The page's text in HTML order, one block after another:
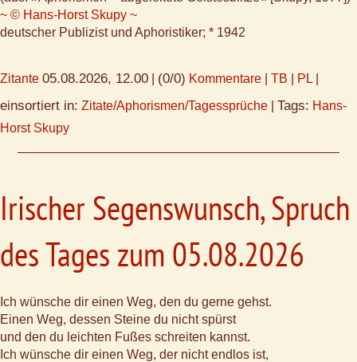
~ © Hans-Horst Skupy ~
deutscher Publizist und Aphoristiker; * 1942
Zitante 05.08.2026, 12.00 (0/0) Kommentare TB PL
einsortiert in: Zitate/Aphorismen/Tagessprüche Tags: Hans-
Horst Skupy
Irischer Segenswunsch, Spruch
des Tages zum 05.08.2026
Ich wünsche dir einen Weg, den du gerne gehst.
Einen Weg, dessen Steine du nicht spürst
und den du leichten Fußes schreiten kannst.
Ich wünsche dir einen Weg, der nicht endlos ist,